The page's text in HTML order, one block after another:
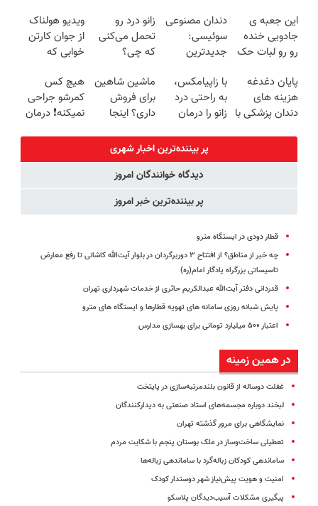
روزه ساخت!
برگردون
(40%off)
این جعبه ی
جادویی خنده
رو رو لبات حک
خرید40%تخفیف
دندان مصنوعی
سوئیسی:
جدیدترین
سبک و مقاوم |
پرداخت قسطی
زانو درد رو
تحمل می‌کنی
که چی؟
همین‌جاست!
ویدیو هولناک
از جوان کارتن
خوابی که
آموزش رایگان
پایان دغدغه
هزینه های
دندان پزشکی با
با زاپیامکس،
به راحتی درد
زانو را درمان
ماشین شاهین
برای فروش
داری؟ اینجا
بفروش
هیچ کس
کمرشو جراحی
نمیکنه❗ درمان
(پرسشنامه)
پر بیننده‌ترین اخبار شهری
دیدگاه خوانندگان امروز
پر بیننده‌ترین خبر امروز
قطار دودی در ایستگاه مترو
چه خبر از مناطق؟ از افتتاح ۳ دوربرگردان‌ در بلوار آیت‌الله کاشانی تا رفع معارض
تاسیساتی بزرگراه یادگار امام(ره)
قدردانی دفتر آیت‌الله عبدالکریم حائری از خدمات شهرداری تهران
پایش شبانه روزی سامانه های تهویه قطارها و ایستگاه های مترو
اعتبار ۵۰۰ میلیارد تومانی برای بهسازی مدارس
در همین زمینه
غفلت دوساله از قانون بلند‌مرتبه‌سازی در پایتخت
لبخند دوباره مجسمه‌های‌ استاد صنعتی به دیدارکنندگان
نمایشگاهی برای مرور گذشته تهران
تعطیلی ساخت‌وساز در ملک بوستان پنجم با شکایت مردم
ساماندهی کودکان زباله‌گرد با ساماندهی زباله‌ها
امنیت و هویت پیش‌نیاز شهر دوستدار کودک
پیگیری مشکلات آسیب‌دیدگان پلاسکو